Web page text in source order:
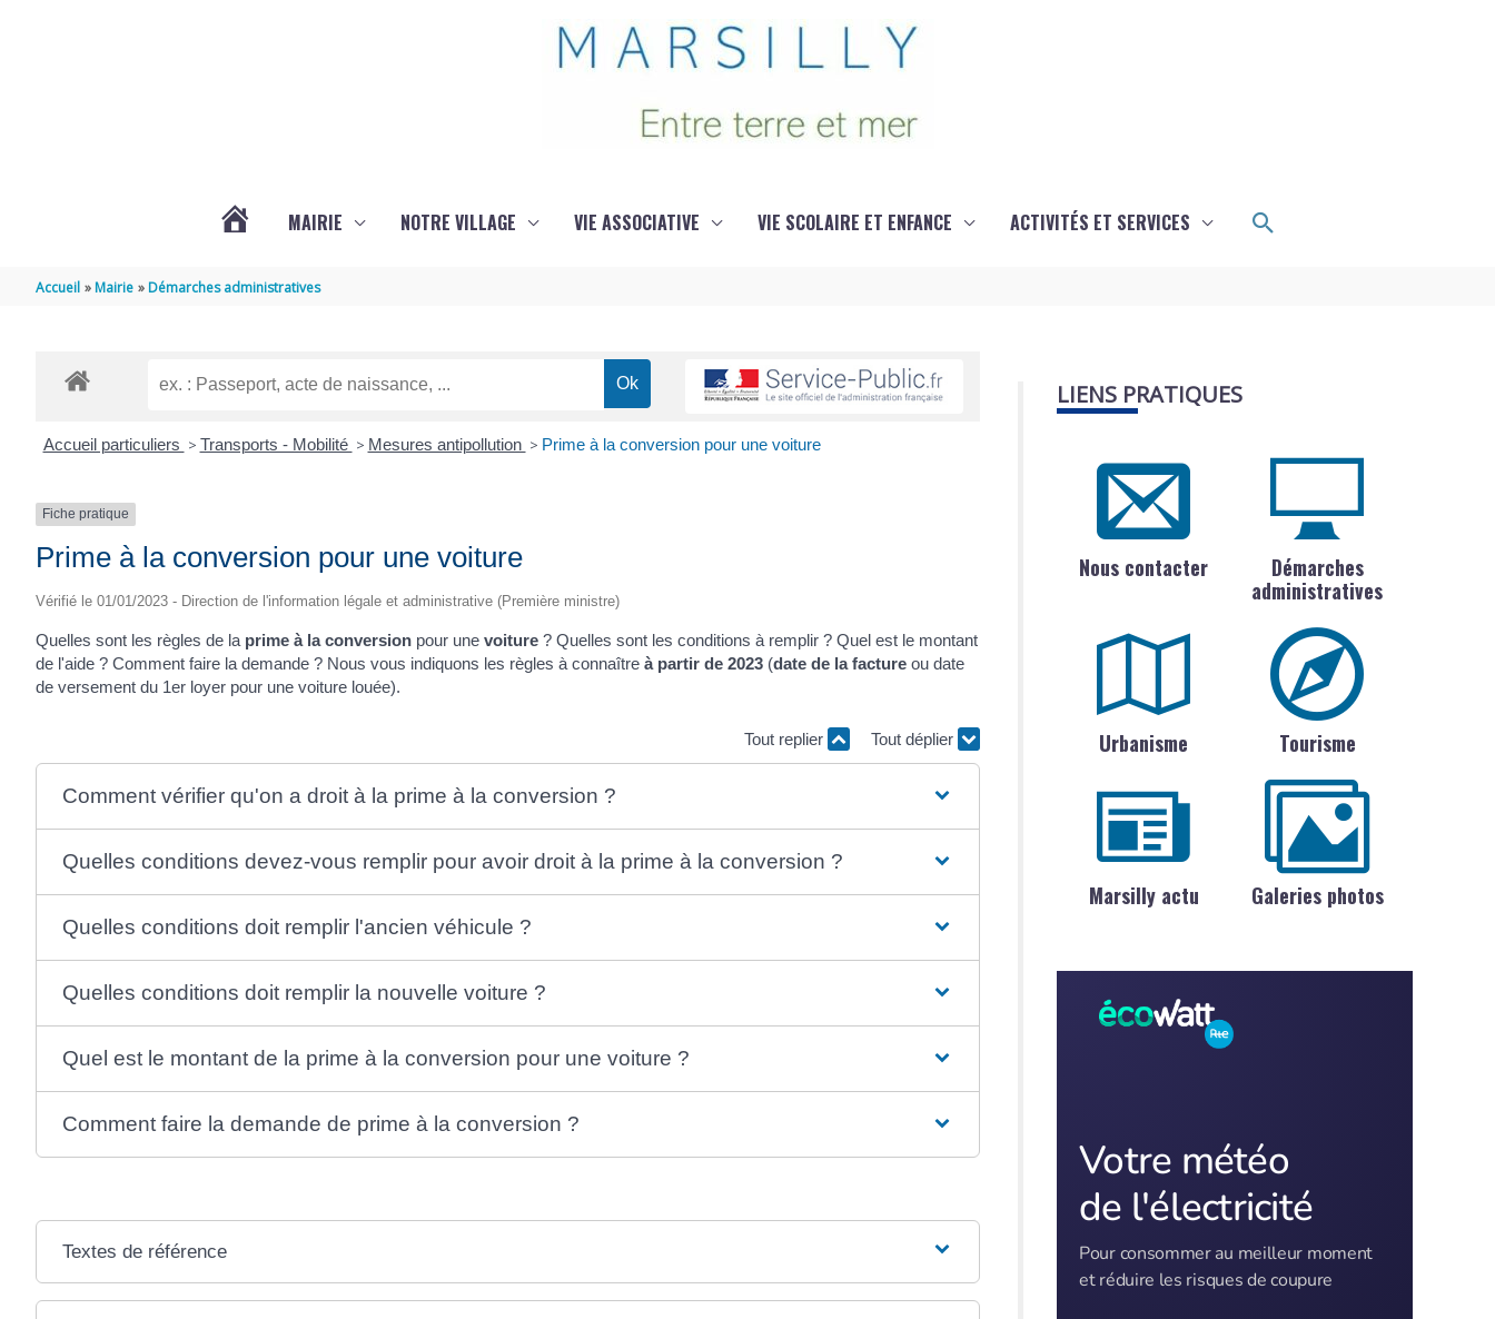
MARSILLY
MAIRIE NOTRE VILLAGE VIE ASSOCIATIVE VIE SCOLAIRE ET ENFANCE ACTIVITÉS ET SERVICES Rechercher
Accueil Mairie Démarches administratives
Accueil particuliers > Transports - Mobilité > Mesures antipollution > Prime à la conversion pour une voiture
Fiche pratique
Prime à la conversion pour une voiture
Vérifié le 01/01/2023 - Direction de l'information légale et administrative (Première ministre)
Quelles sont les règles de la prime à la conversion pour une voiture ? Quelles sont les conditions à remplir ? Quel est le montant
de l'aide ? Comment faire la demande ? Nous vous indiquons les règles à connaître à partir de 2023 (date de la facture ou date
de versement du 1er loyer pour une voiture louée).
Tout replier Tout déplier
Comment vérifier qu'on a droit à la prime à la conversion ?
Quelles conditions devez-vous remplir pour avoir droit à la prime à la conversion ?
Quelles conditions doit remplir l'ancien véhicule ?
Quelles conditions doit remplir la nouvelle voiture ?
Quel est le montant de la prime à la conversion pour une voiture ?
Comment faire la demande de prime à la conversion ?
Textes de référence
LIENS PRATIQUES
Nous contacter
Démarches
administratives
Urbanisme Tourisme
Marsilly actu Galeries photos